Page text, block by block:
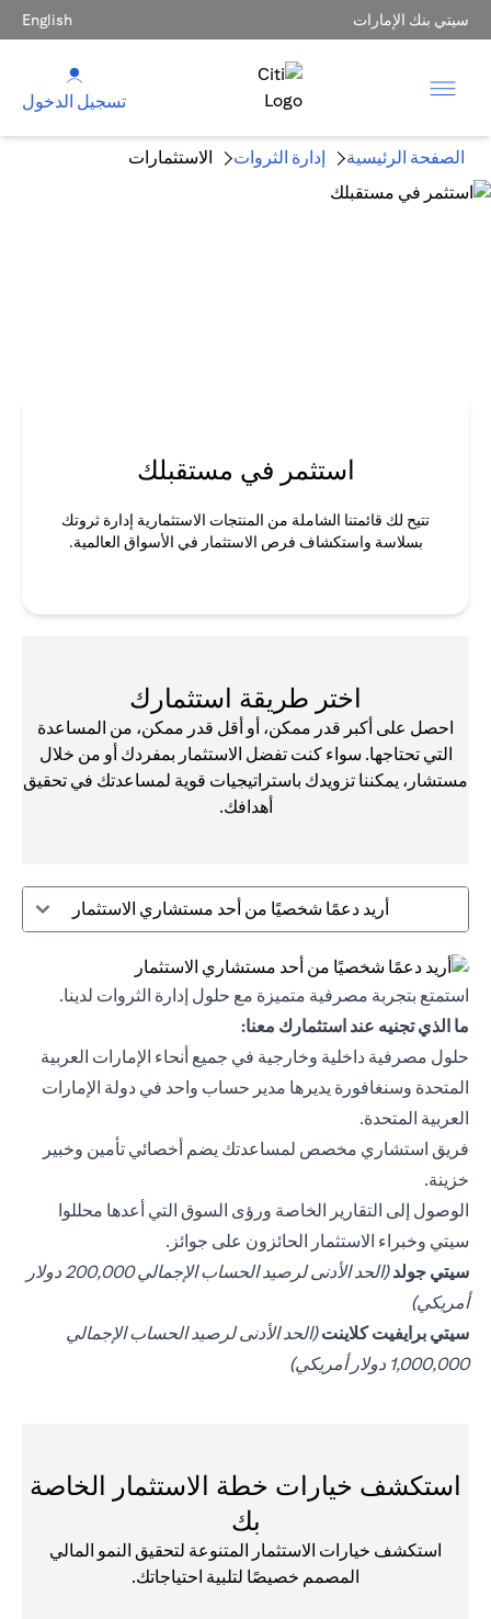
سيتي بنك الإمارات English
تسجيل الدخول
الصفحة الرئيسية إدارة الثروات الاستثمارات
استثمر في مستقبلك
تتيح لك قائمتنا الشاملة من المنتجات الاستثمارية إدارة ثروتك
بسلاسة واستكشاف فرص الاستثمار في الأسواق العالمية.
اختر طريقة استثمارك
احصل على أكبر قدر ممكن، أو أقل قدر ممكن، من المساعدة
التي تحتاجها. سواء كنت تفضل الاستثمار بمفردك أو من خلال
مستشار، يمكننا تزويدك باستراتيجيات قوية لمساعدتك في تحقيق
أهدافك.
أريد دعمًا شخصيًا من أحد مستشاري الاستثمار
استمتع بتجربة مصرفية متميزة مع حلول إدارة الثروات لدينا.
ما الذي تجنيه عند استثمارك معنا:
حلول مصرفية داخلية وخارجية في جميع أنحاء الإمارات العربية
المتحدة وسنغافورة يديرها مدير حساب واحد في دولة الإمارات
العربية المتحدة.
فريق استشاري مخصص لمساعدتك يضم أخصائي تأمين وخبير
خزينة.
الوصول إلى التقارير الخاصة ورؤى السوق التي أعدها محللوا
سيتي وخبراء الاستثمار الحائزون على جوائز.
سيتي جولدopens in a new tab
(الحد الأدنى لرصيد الحساب الإجمالي 200,000 دولار
أمريكي)
سيتي برايفيت كلاينتopens in a new tab
(الحد الأدنى لرصيد الحساب الإجمالي
1,000,000 دولار أمريكي)
استكشف خيارات خطة الاستثمار الخاصة
بك
استكشف خيارات الاستثمار المتنوعة لتحقيق النمو المالي
المصمم خصيصًا لتلبية احتياجاتك.